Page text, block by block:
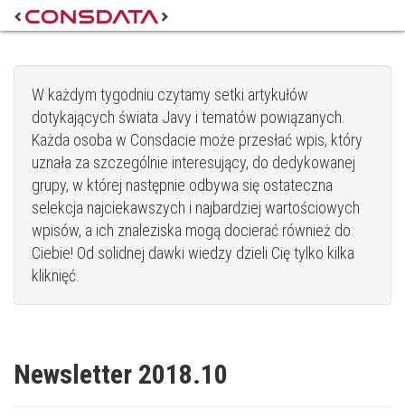
W każdym tygodniu czytamy setki artykułów
dotykających świata Javy i tematów powiązanych.
Każda osoba w Consdacie może przesłać wpis, który
uznała za szczególnie interesujący, do dedykowanej
grupy, w której następnie odbywa się ostateczna
selekcja najciekawszych i najbardziej wartościowych
wpisów, a ich znaleziska mogą docierać również do
Ciebie! Od solidnej dawki wiedzy dzieli Cię tylko kilka
kliknięć.
Newsletter 2018.10